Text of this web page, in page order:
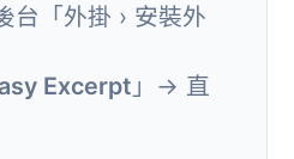
「外掛 › 安裝外
Excerpt 」→ 直